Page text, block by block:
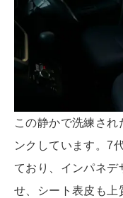
この静かで洗練され
ンクしています。7
ており、インパネデ
せ、シート表皮も上